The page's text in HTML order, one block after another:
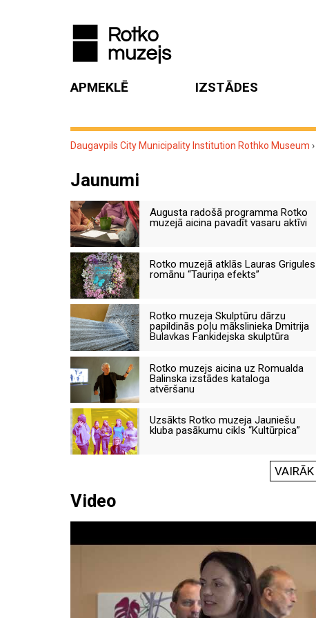
APMEKLĒ IZSTĀDES
Daugavpils City Municipality Institution Rothko Museum ›
Jaunumi
Augusta radošā programma Rotko
muzejā aicina pavadīt vasaru aktīvi
Rotko muzejā atklās Lauras Grigules
romānu “Tauriņa efekts”
Rotko muzeja Skulptūru dārzu
papildinās poļu mākslinieka Dmitrija
Bulavkas Fankidejska skulptūra
Rotko muzejs aicina uz Romualda
Balinska izstādes kataloga
atvēršanu
Uzsākts Rotko muzeja Jauniešu
kluba pasākumu cikls “Kultūrpica”
VAIRĀK
Video